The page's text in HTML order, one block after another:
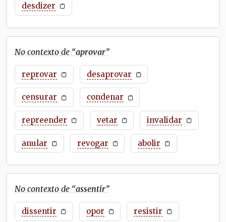
desdizer
No contexto de “aprovar”
reprovar desaprovar
censurar condenar
repreender vetar invalidar
anular revogar abolir
No contexto de “assentir”
dissentir opor resistir